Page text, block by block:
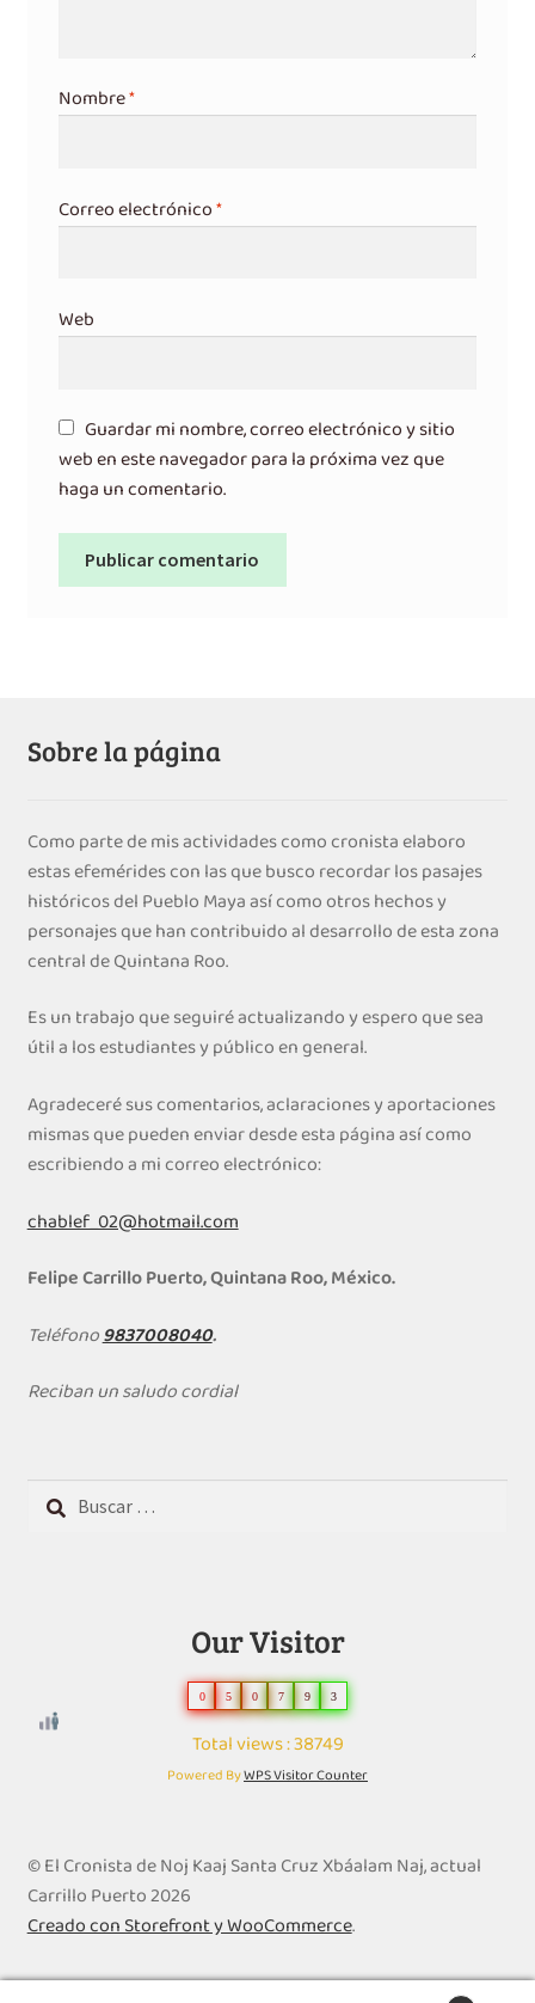
Nombre*
Correo electrónico*
Web
Guardar mi nombre, correo electrónico y sitio
web en este navegador para la próxima vez que
haga un comentario.
Sobre la página
Como parte de mis actividades como cronista elaboro
estas efemérides con las que busco recordar los pasajes
históricos del Pueblo Maya así como otros hechos y
personajes que han contribuido al desarrollo de esta zona
central de Quintana Roo.
Es un trabajo que seguiré actualizando y espero que sea
útil a los estudiantes y público en general.
Agradeceré sus comentarios, aclaraciones y aportaciones
mismas que pueden enviar desde esta página así como
escribiendo a mi correo electrónico:
chablef_02@hotmail.com
Felipe Carrillo Puerto, Quintana Roo, México.
Teléfono9837008040.
Reciban un saludo cordial
Buscar:
Our Visitor
0 5 0 7 9 3
Total views : 38749
Powered ByWPS Visitor Counter
© El Cronista de Noj Kaaj Santa Cruz Xbáalam Naj, actual
Carrillo Puerto 2026
Creado con Storefront y WooCommerce.